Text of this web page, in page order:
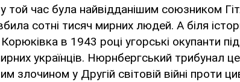
той час була найвідданішим союзником
сотні тисяч мирних людей. А біля
в 1943 році угорські окупанти
українців. Нюрнбергський трибунал
злочином у Другій світовій війні проти